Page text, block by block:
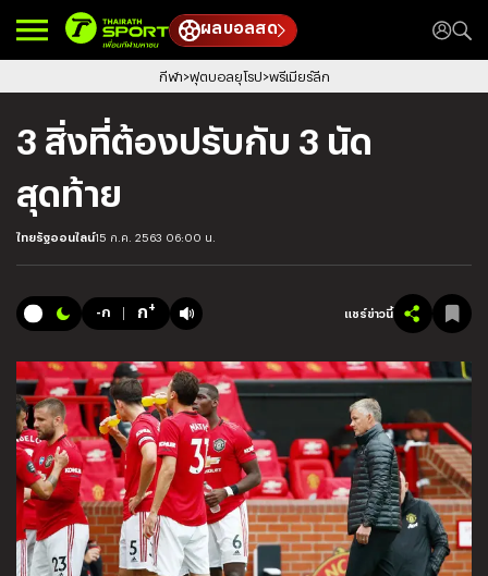
ผลบอลสด
กีฬา ฟุตบอลยุโรป พรีเมียร์ลีก
3 สิ่งที่ต้องปรับกับ 3 นัด
สุดท้าย
ไทยรัฐออนไลน์15 ก.ค. 2563 06:00 น.
-ก ก+ แชร์ข่าวนี้